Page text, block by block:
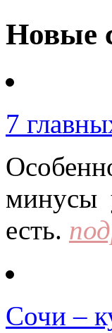
Новые
7
минусы
есть.
Сочи –